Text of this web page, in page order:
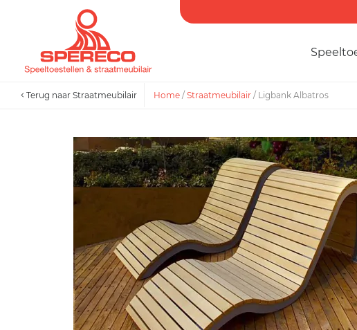
Terug naar Straatmeubilair Home / Straatmeubilair / Ligbank Albatros